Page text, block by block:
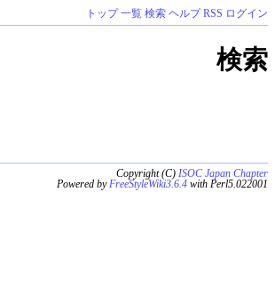
トップ 一覧 検索 ヘルプ RSS ログイン
検索
Copyright (C) ISOC Japan Chapter
Powered by FreeStyleWiki3.6.4 with Perl5.022001